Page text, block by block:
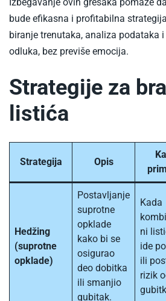
kladenje
u
srbiji
2024
Izbegavanje ovih grešaka pomaže da
bude efikasna i profitabilna
biranje trenutaka, analiza podataka
odluka, bez previše emocija.
Strategije za
listića
Strategija Opis
Hedžing
(suprotne
opklade)
Postavljanje
suprotne
opklade
kako bi se
osigurao
deo dobitka
ili smanjio
gubitak.
Kada
ni
ide
ili
rizik